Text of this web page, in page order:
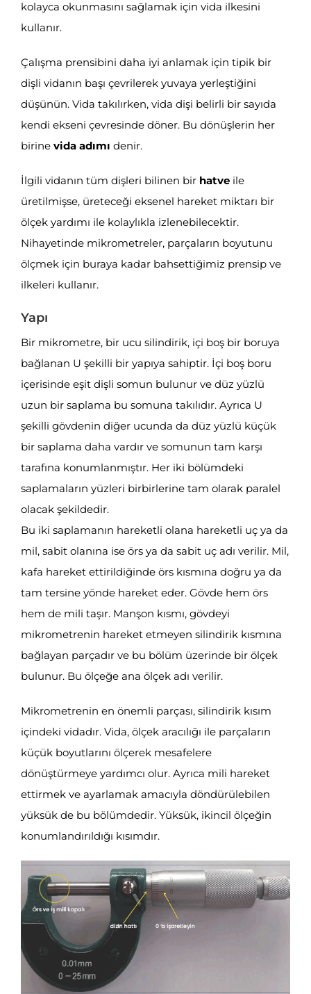
kolayca okunmasını sağlamak için vida ilkesini
kullanır.
Çalışma prensibini daha iyi anlamak için tipik bir
dişli vidanın başı çevrilerek yuvaya yerleştiğini
düşünün. Vida takılırken, vida dişi belirli bir sayıda
kendi ekseni çevresinde döner. Bu dönüşlerin her
birine vida adımı denir.
İlgili vidanın tüm dişleri bilinen birhatveile
üretilmişse, üreteceği eksenel hareket miktarı bir
ölçek yardımı ile kolaylıkla izlenebilecektir.
Nihayetinde mikrometreler, parçaların boyutunu
ölçmek için buraya kadar bahsettiğimiz prensip ve
ilkeleri kullanır.
Yapı
Bir mikrometre, bir ucu silindirik, içi boş bir boruya
bağlanan U şekilli bir yapıya sahiptir. İçi boş boru
içerisinde eşit dişli somun bulunur ve düz yüzlü
uzun bir saplama bu somuna takılıdır. Ayrıca U
şekilli gövdenin diğer ucunda da düz yüzlü küçük
bir saplama daha vardır ve somunun tam karşı
tarafına konumlanmıştır. Her iki bölümdeki
saplamaların yüzleri birbirlerine tam olarak paralel
olacak şekildedir.
Bu iki saplamanın hareketli olana hareketli uç ya da
mil, sabit olanına ise örs ya da sabit uç adı verilir. Mil,
kafa hareket ettirildiğinde örs kısmına doğru ya da
tam tersine yönde hareket eder. Gövde hem örs
hem de mili taşır. Manşon kısmı, gövdeyi
mikrometrenin hareket etmeyen silindirik kısmına
bağlayan parçadır ve bu bölüm üzerinde bir ölçek
bulunur. Bu ölçeğe ana ölçek adı verilir.
Mikrometrenin en önemli parçası, silindirik kısım
içindeki vidadır. Vida, ölçek aracılığı ile parçaların
küçük boyutlarını ölçerek mesafelere
dönüştürmeye yardımcı olur. Ayrıca mili hareket
ettirmek ve ayarlamak amacıyla döndürülebilen
yüksük de bu bölümdedir. Yüksük, ikincil ölçeğin
konumlandırıldığı kısımdır.